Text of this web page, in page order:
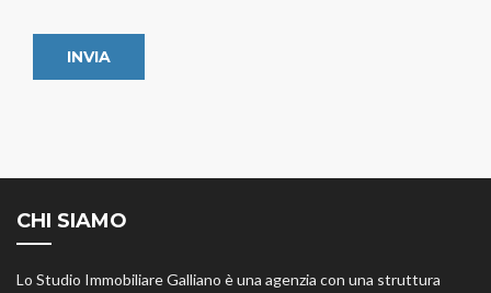
INVIA
CHI SIAMO
Lo Studio Immobiliare Galliano è una agenzia con una struttura